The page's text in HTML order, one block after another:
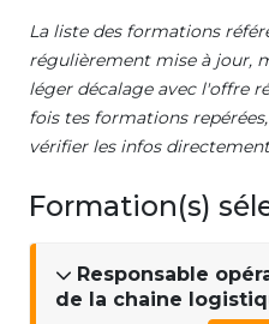
La liste des formations
régulièrement mise à jour,
léger décalage avec l'offre
fois tes formations
vérifier les infos
Formation(s)
Responsable
de la chaine